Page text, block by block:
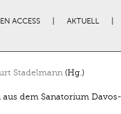
ACCESS AKTUELL
Stadelmann(Hg.)
dem Sanatorium